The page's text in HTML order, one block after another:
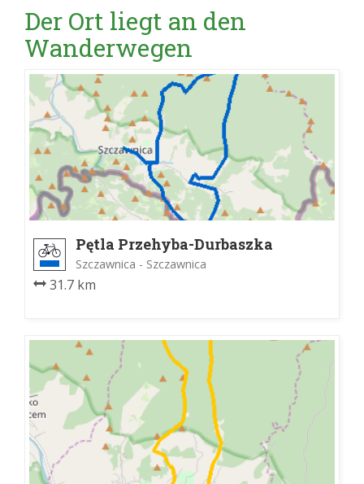
Der Ort liegt an den
Wanderwegen
Pętla Przehyba-Durbaszka
Szczawnica - Szczawnica
31.7 km